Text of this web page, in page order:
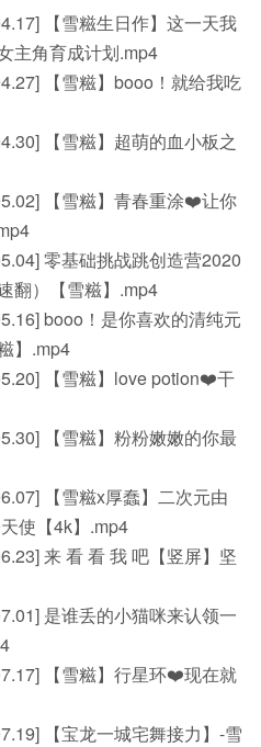
【雪糍生日作】这一天我
主角育成计划.mp4
【雪糍】booo！就给我吃
【雪糍】超萌的血小板之
【雪糍】青春重涂❤️让你
零基础挑战跳创造营2020
翻）【雪糍】.mp4
booo！是你喜欢的清纯元
】.mp4
【雪糍】love potion❤️干
【雪糍】粉粉嫩嫩的你最
【雪糍x厚蠢】二次元由
使【4k】.mp4
来 看 看 我 吧【竖屏】坚
是谁丢的小猫咪来认领一
【雪糍】行星环❤️现在就
【宝龙一城宅舞接力】-雪